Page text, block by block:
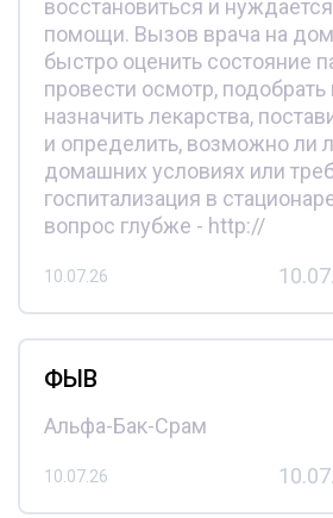
восстановиться и
помощи. Вызов врача на
быстро оценить состояние
провести осмотр, подобрать
назначить лекарства,
и определить, возможно ли
домашних условиях или
госпитализация в
вопрос глубже - http://
10.07.26
ФЫВ
Альфа-Бак-Срам
10.07.26